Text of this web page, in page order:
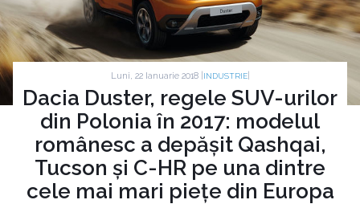
Luni, 22 Ianuarie 2018 | INDUSTRIE|
Dacia Duster, regele SUV-urilor
din Polonia în 2017: modelul
românesc a depășit Qashqai,
Tucson și C-HR pe una dintre
cele mai mari piețe din Europa